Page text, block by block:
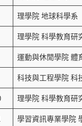
理學院 地球科學系
理學院 科學教育研
運動與休閒學院 體
科技與工程學院 科
理學院 科學教育研
學習資訊專業學院